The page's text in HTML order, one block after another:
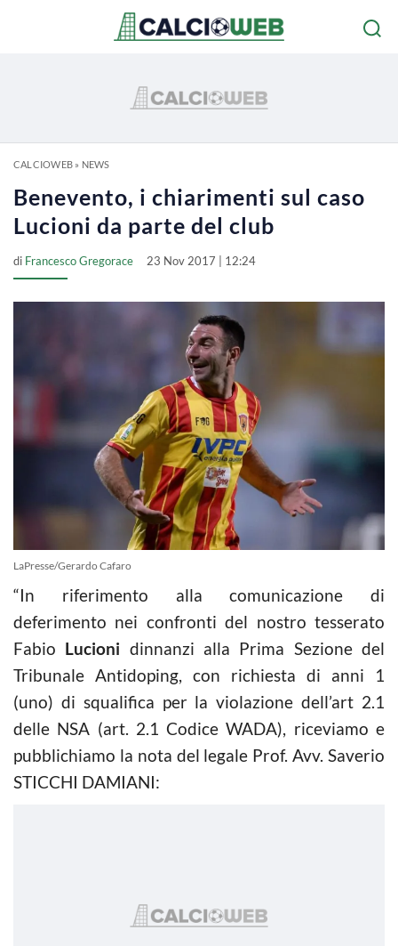
CALCIOWEB» NEWS
Benevento, i chiarimenti sul caso
Lucioni da parte del club
di Francesco Gregorace 23 Nov 2017 | 12:24
LaPresse/Gerardo Cafaro
“In riferimento alla comunicazione di
deferimento nei confronti del nostro tesserato
Fabio Lucioni dinnanzi alla Prima Sezione del
Tribunale Antidoping, con richiesta di anni 1
(uno) di squalifica per la violazione dell’art 2.1
delle NSA (art. 2.1 Codice WADA), riceviamo e
pubblichiamo la nota del legale Prof. Avv. Saverio
STICCHI DAMIANI: